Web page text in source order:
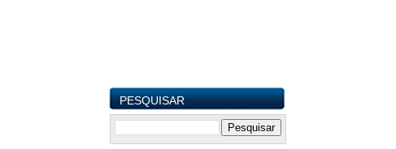
PESQUISAR